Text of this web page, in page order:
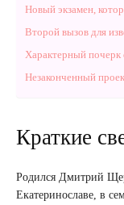
Новый экзамен,
Второй вызов для
Характерный почерк
Незаконченный
Краткие
Родился Дмитрий
Екатеринославе, в